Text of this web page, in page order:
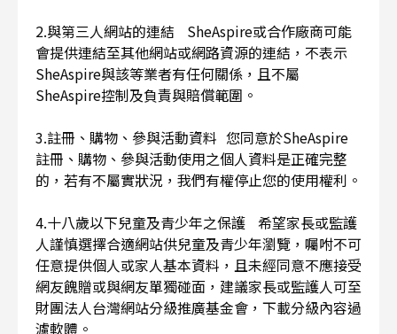
2.與第三人網站的連結 SheAspire或合作廠商可能
會提供連結至其他網站或網路資源的連結，不表示
SheAspire與該等業者有任何關係，且不屬
SheAspire控制及負責與賠償範圍。
3.註冊、購物、參與活動資料 您同意於SheAspire
註冊、購物、參與活動使用之個人資料是正確完整
的，若有不屬實狀況，我們有權停止您的使用權利。
4.十八歲以下兒童及青少年之保護 希望家長或監護
人謹慎選擇合適網站供兒童及青少年瀏覽，囑咐不可
任意提供個人或家人基本資料，且未經同意不應接受
網友餽贈或與網友單獨碰面，建議家長或監護人可至
財團法人台灣網站分級推廣基金會，下載分級內容過
濾軟體。